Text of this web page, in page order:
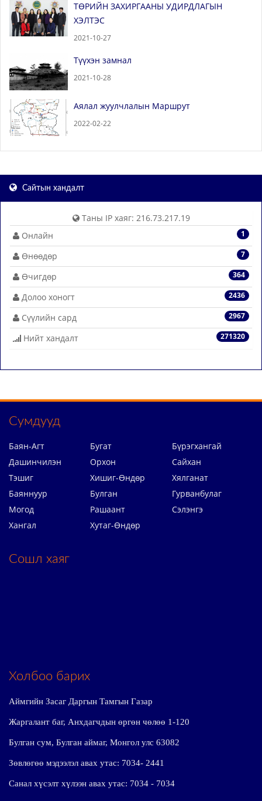
ТӨРИЙН ЗАХИРГААНЫ УДИРДЛАГЫН
ХЭЛТЭС
2021-10-27
Түүхэн замнал
2021-10-28
Аялал жуулчлалын Маршрут
2022-02-22
Сайтын хандалт
Таны IP хаяг: 216.73.217.19
1
Онлайн
7
Өнөөдөр
364
Өчигдөр
2436
Долоо хоногт
2967
Сүүлийн сард
271320
Нийт хандалт
Сумдууд
Баян-Агт Бугат
Бүрэгхангай
Дашинчилэн
Орхон
Сайхан
Тэшиг
Хишиг-Өндөр
Хялганат
Баяннуур
Булган
Гурванбулаг
Могод
Рашаант
Сэлэнгэ
Хангал
Хутаг-Өндөр
Сошл хаяг
Холбоо барих
Аймгийн Засаг Даргын Тамгын Газар
Жаргалант баг, Анхдагчдын өргөн чөлөө 1-120
Булган сум, Булган аймаг, Монгол улс 63082
Зөвлөгөө мэдээлэл авах утас: 7034- 2441
Санал хүсэлт хүлээн авах утас: 7034 - 7034